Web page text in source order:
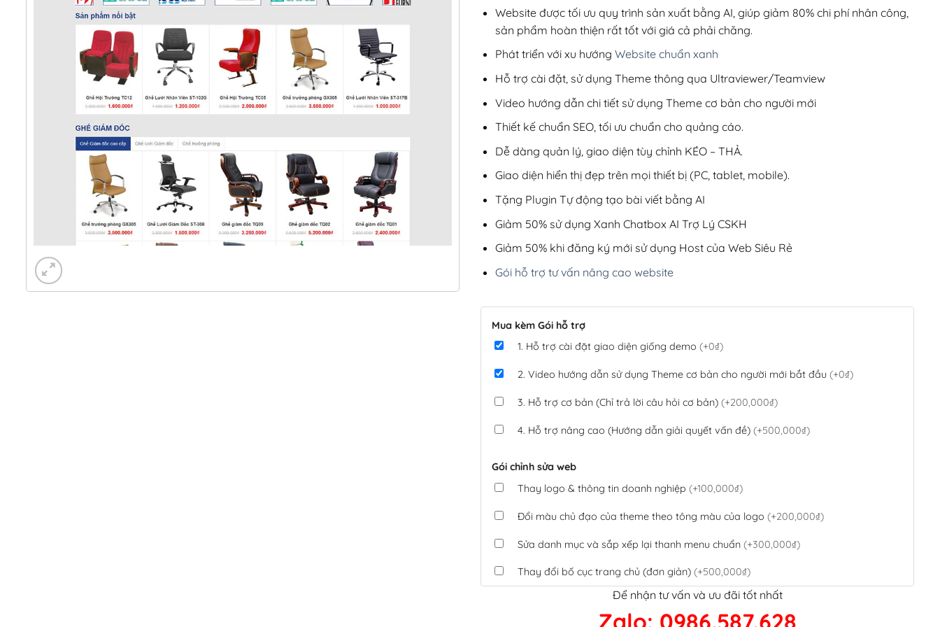
220,000₫.
Website được tối ưu quy trình sản xuất bằng AI, giúp giảm 80% chi phí nhân công,
sản phẩm hoàn thiện rất tốt với giá cả phải chăng.
Phát triển với xu hướng Website chuẩn xanh
Hỗ trợ cài đặt, sử dụng Theme thông qua Ultraviewer/Teamview
Video hướng dẫn chi tiết sử dụng Theme cơ bản cho người mới
Thiết kế chuẩn SEO, tối ưu chuẩn cho quảng cáo.
Dễ dàng quản lý, giao diện tùy chỉnh KÉO – THẢ.
Giao diện hiển thị đẹp trên mọi thiết bị (PC, tablet, mobile).
Tặng Plugin Tự động tạo bài viết bằng AI
Giảm 50% sử dụng Xanh Chatbox AI Trợ Lý CSKH
Giảm 50% khi đăng ký mới sử dụng Host của Web Siêu Rẻ
Gói hỗ trợ tư vấn nâng cao website
Mua kèm Gói hỗ trợ
1. Hỗ trợ cài đặt giao diện giống demo (+0₫)
2. Video hướng dẫn sử dụng Theme cơ bản cho người mới bắt đầu (+0₫)
3. Hỗ trợ cơ bản (Chỉ trả lời câu hỏi cơ bản) (+200,000₫)
4. Hỗ trợ nâng cao (Hướng dẫn giải quyết vấn đề) (+500,000₫)
Gói chỉnh sửa web
Thay logo & thông tin doanh nghiệp (+100,000₫)
Đổi màu chủ đạo của theme theo tông màu của logo (+200,000₫)
Sửa danh mục và sắp xếp lại thanh menu chuẩn (+300,000₫)
Thay đổi bố cục trang chủ (đơn giản) (+500,000₫)
Tích hợp thanh toán QR Code ngân hàng(+100,000₫)
Để nhận tư vấn và ưu đãi tốt nhất
Zalo: 0986.587.628